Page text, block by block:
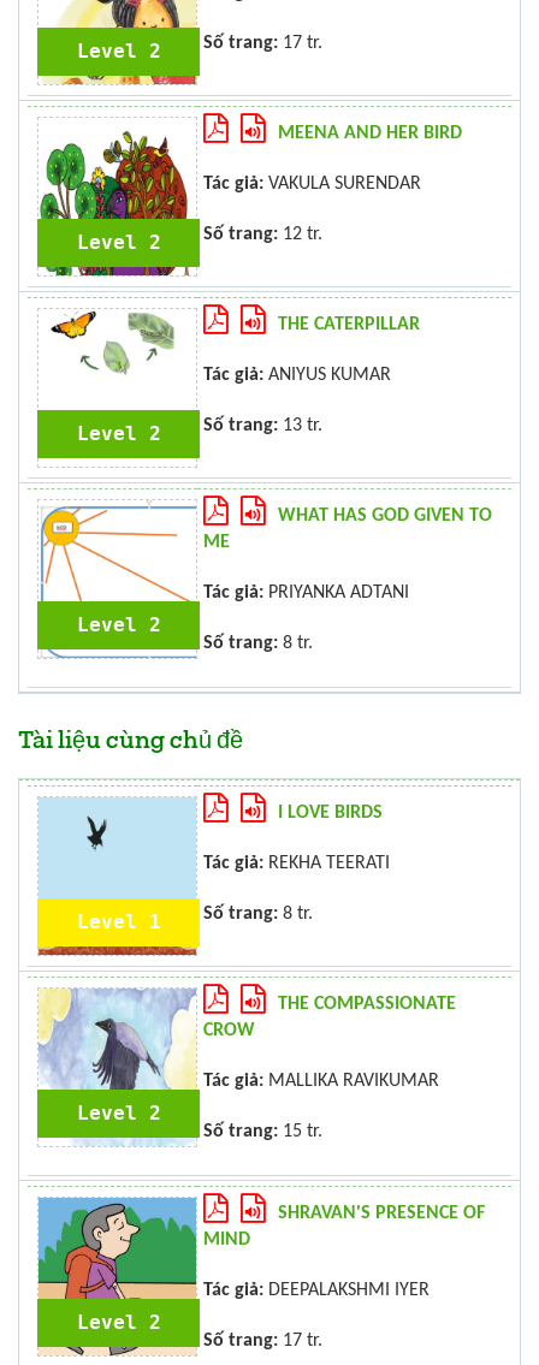
Level 2 Số trang: 17 tr.
Level 2
MEENA AND HER BIRD
Tác giả: VAKULA SURENDAR
Số trang: 12 tr.
Level 2
THE CATERPILLAR
Tác giả: ANIYUS KUMAR
Số trang: 13 tr.
Level 2
WHAT HAS GOD GIVEN TO
ME
Tác giả: PRIYANKA ADTANI
Số trang: 8 tr.
Tài liệu cùng chủ đề
Level 1
I LOVE BIRDS
Tác giả: REKHA TEERATI
Số trang: 8 tr.
Level 2
THE COMPASSIONATE
CROW
Tác giả: MALLIKA RAVIKUMAR
Số trang: 15 tr.
Level 2
SHRAVAN'S PRESENCE OF
MIND
Tác giả: DEEPALAKSHMI IYER
Số trang: 17 tr.